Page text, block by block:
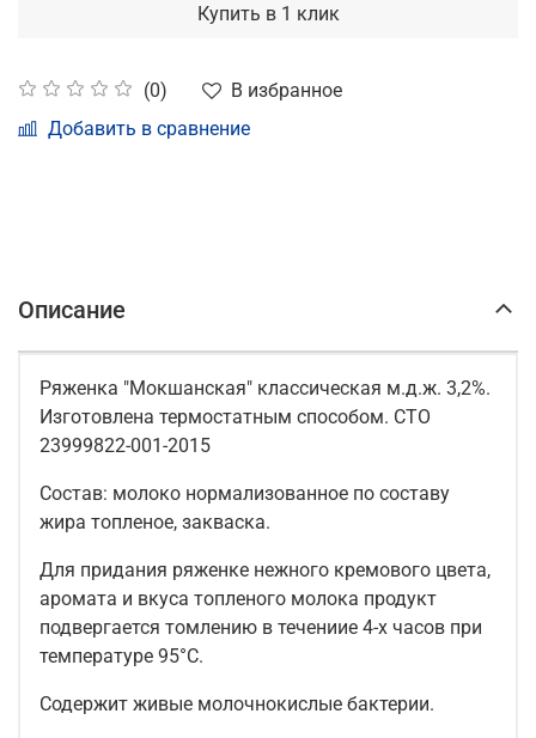
(0)
В избранное
Добавить в сравнение
Купить в 1 клик
Описание
Ряженка "Мокшанская" классическая м.д.ж. 3,2%.
Изготовлена термостатным способом. СТО
23999822-001-2015
Состав: молоко нормализованное по составу
жира топленое, закваска.
Для придания ряженке нежного кремового цвета,
аромата и вкуса топленого молока продукт
подвергается томлению в течениие 4-х часов при
температуре 95°С.
Содержит живые молочнокислые бактерии.